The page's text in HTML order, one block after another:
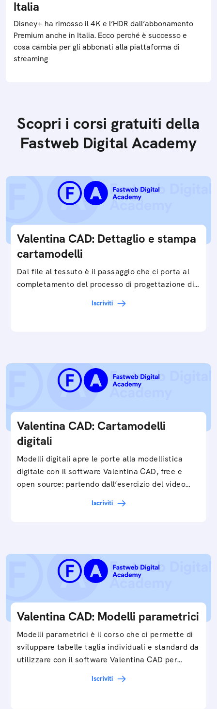
Italia
Disney+ ha rimosso il 4K e l’HDR dall’abbonamento
Premium anche in Italia. Ecco perché è successo e
cosa cambia per gli abbonati alla piattaforma di
streaming
Scopri i corsi gratuiti della
Fastweb Digital Academy
Valentina CAD: Dettaglio e stampa
cartamodelli
Dal file al tessuto è il passaggio che ci porta al
completamento del processo di progettazione di
Iscriviti
Valentina CAD: Cartamodelli
digitali
Modelli digitali apre le porte alla modellistica
digitale con il software Valentina CAD, free e
open source: partendo dall’esercizio del video…
Iscriviti
Valentina CAD: Modelli parametrici
Modelli parametrici è il corso che ci permette di
sviluppare tabelle taglia individuali e standard da
utilizzare con il software Valentina CAD per…
Iscriviti